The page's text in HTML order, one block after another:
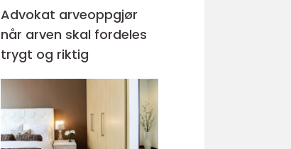
Advokat arveoppgjør
når arven skal fordeles
trygt og riktig